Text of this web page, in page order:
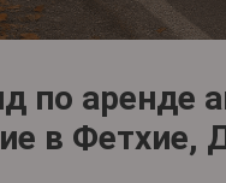
по аренде
в Фетхие,